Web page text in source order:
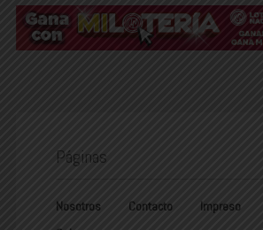
Páginas
Nosotros Contacto
Impreso